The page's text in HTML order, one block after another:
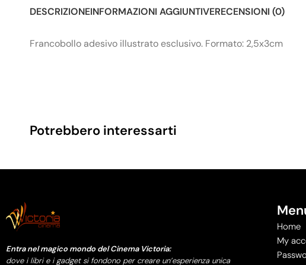
DESCRIZIONEINFORMAZIONI AGGIUNTIVERECENSIONI (0)
Francobollo adesivo illustrato esclusivo. Formato: 2,5x3cm
Potrebbero interessarti
Entra nel magico mondo del Cinema Victoria:
dove i libri e i gadget si fondono per creare un’esperienza unica
Home
My